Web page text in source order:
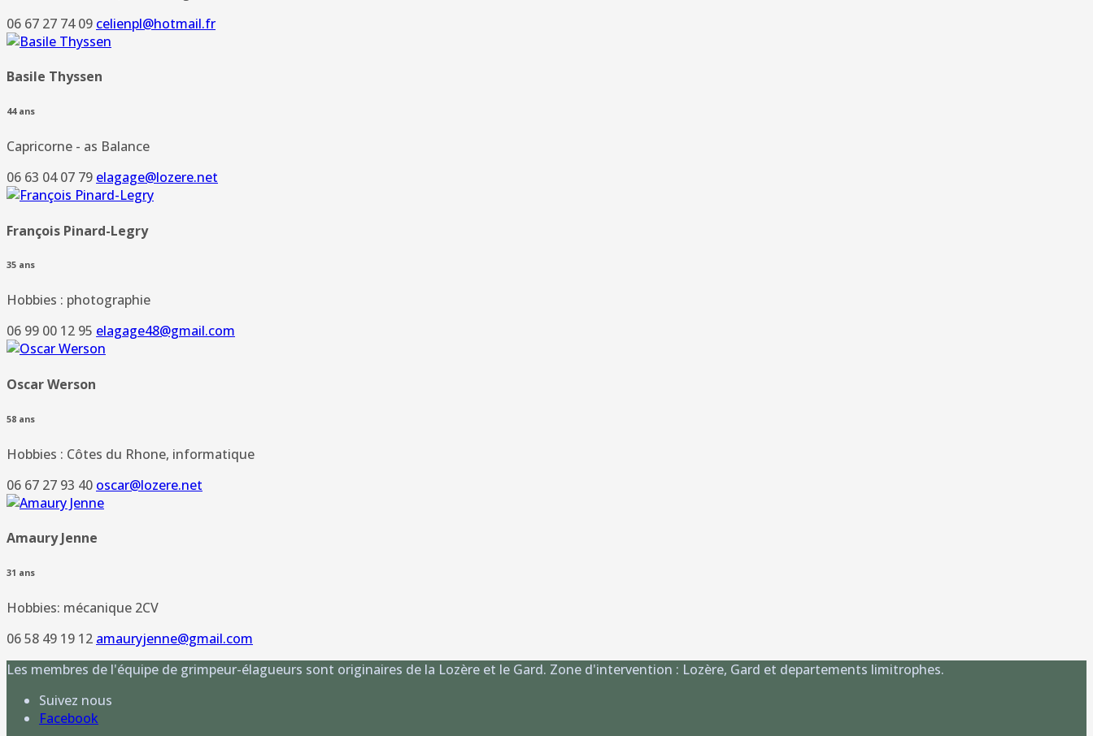
06 67 27 74 09 celienpl@hotmail.fr
Basile Thyssen
44 ans
Capricorne - as Balance
06 63 04 07 79 elagage@lozere.net
François Pinard-Legry
35 ans
Hobbies : photographie
06 99 00 12 95 elagage48@gmail.com
Oscar Werson
58 ans
Hobbies : Côtes du Rhone, informatique
06 67 27 93 40 oscar@lozere.net
Amaury Jenne
31 ans
Hobbies: mécanique 2CV
06 58 49 19 12 amauryjenne@gmail.com
Les membres de l'équipe de grimpeur-élagueurs sont originaires de la Lozère et le Gard. Zone d'intervention : Lozère, Gard et departements limitrophes.
Suivez nous
Facebook